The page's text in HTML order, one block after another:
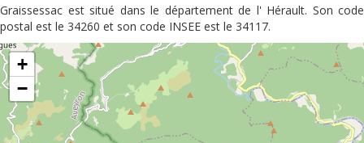
Graissessac est situé dans le département de l' Hérault. Son code
postal est le 34260 et son code INSEE est le 34117.
+
−